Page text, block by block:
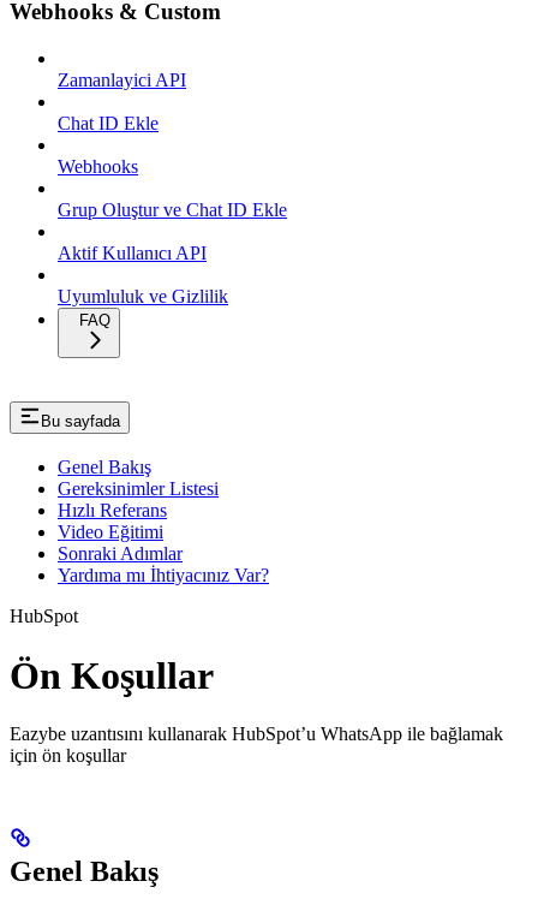
Webhooks & Custom
Zamanlayici API
Chat ID Ekle
Webhooks
Grup Oluştur ve Chat ID Ekle
Aktif Kullanıcı API
Uyumluluk ve Gizlilik
FAQ
Bu sayfada
Genel Bakış
Gereksinimler Listesi
Hızlı Referans
Video Eğitimi
Sonraki Adımlar
Yardıma mı İhtiyacınız Var?
HubSpot
Ön Koşullar
Eazybe uzantısını kullanarak HubSpot’u WhatsApp ile bağlamak
için ön koşullar
Genel Bakış